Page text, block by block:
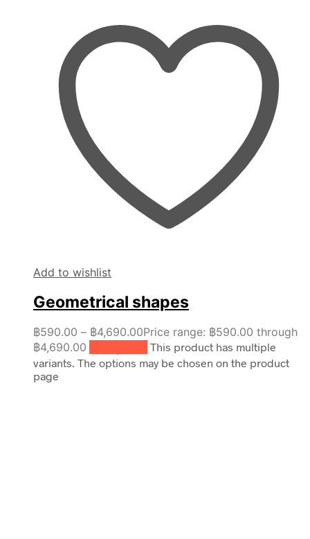
Add to wishlist
Geometrical shapes
฿590.00 – ฿4,690.00Price range: ฿590.00 through
฿4,690.00
This product has multiple
variants. The options may be chosen on the product
page